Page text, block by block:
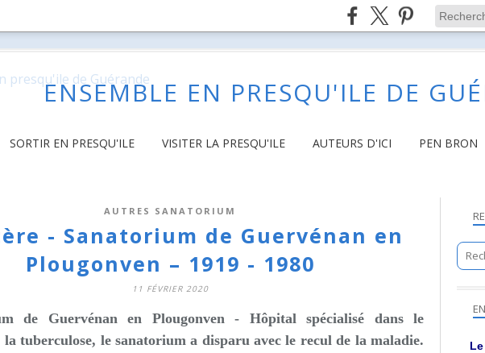
ENSEMBLE EN PRESQU'ILE DE
SORTIR EN PRESQU'ILE VISITER LA PRESQU'ILE AUTEURS D'ICI PEN BRON
AUTRES SANATORIUM
- Sanatorium de Guervénan en
Plougonven – 1919 - 1980
11 FÉVRIER 2020
de Guervénan en Plougonven - Hôpital spécialisé dans le
tuberculose, le sanatorium a disparu avec le recul de la maladie.